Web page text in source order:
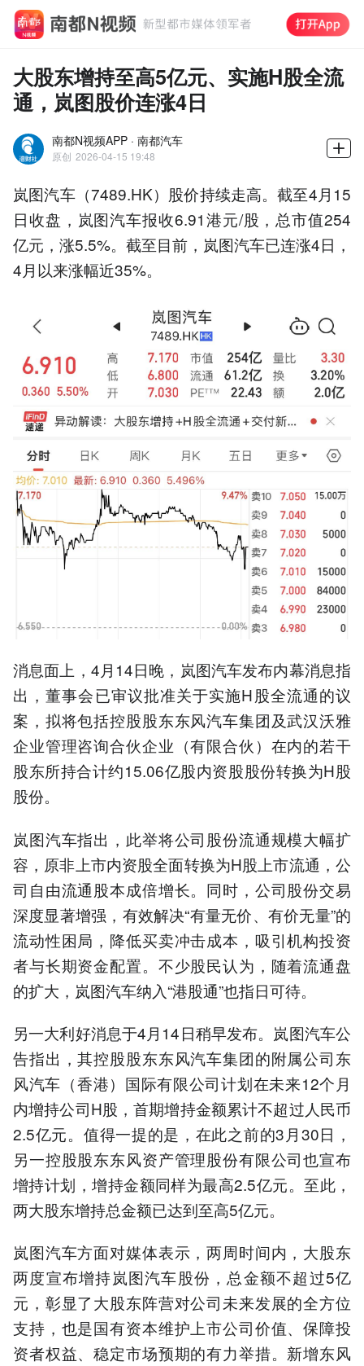
大股东增持至高5亿元、实施H股全流
通，岚图股价连涨4日
南都N视频APP · 南都汽车
原创 2026-04-15 19:48
岚图汽车（7489.HK）股价持续走高。截至4月15
日收盘，岚图汽车报收6.91港元/股，总市值254
亿元，涨5.5%。截至目前，岚图汽车已连涨4日，
4月以来涨幅近35%。
消息面上，4月14日晚，岚图汽车发布内幕消息指
出，董事会已审议批准关于实施H股全流通的议
案，拟将包括控股股东东风汽车集团及武汉沃雅
企业管理咨询合伙企业（有限合伙）在内的若干
股东所持合计约15.06亿股内资股股份转换为H股
股份。
岚图汽车指出，此举将公司股份流通规模大幅扩
容，原非上市内资股全面转换为H股上市流通，公
司自由流通股本成倍增长。同时，公司股份交易
深度显著增强，有效解决“有量无价、有价无量”的
流动性困局，降低买卖冲击成本，吸引机构投资
者与长期资金配置。不少股民认为，随着流通盘
的扩大，岚图汽车纳入“港股通”也指日可待。
另一大利好消息于4月14日稍早发布。岚图汽车公
告指出，其控股股东东风汽车集团的附属公司东
风汽车（香港）国际有限公司计划在未来12个月
内增持公司H股，首期增持金额累计不超过人民币
2.5亿元。值得一提的是，在此之前的3月30日，
另一控股股东东风资产管理股份有限公司也宣布
增持计划，增持金额同样为最高2.5亿元。至此，
两大股东增持总金额已达到至高5亿元。
岚图汽车方面对媒体表示，两周时间内，大股东
两度宣布增持岚图汽车股份，总金额不超过5亿
元，彰显了大股东阵营对公司未来发展的全方位
支持，也是国有资本维护上市公司价值、保障投
资者权益、稳定市场预期的有力举措。新增东风